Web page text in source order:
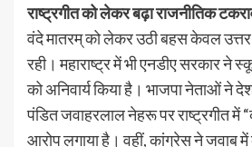
राष्ट्रगीत को लेकर बढ़ा राजनीतिक
वंदे मातरम् को लेकर उठी बहस केवल
रही। महाराष्ट्र में भी एनडीए सरकार ने
को अनिवार्य किया है। भाजपा नेताओं ने
पंडित जवाहरलाल नेहरू पर राष्ट्रगीत में
आरोप लगाया है। वहीं, कांग्रेस ने जवाब में